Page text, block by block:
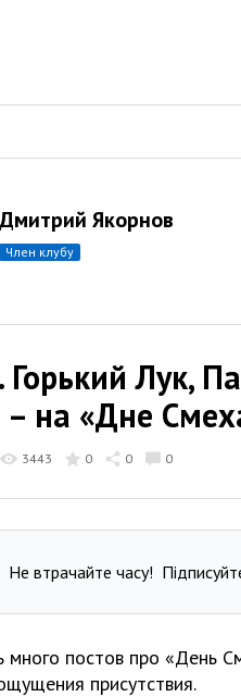
Дмитрий Якорнов
член клубу
Лук,
– на «Дне
3443 0 0 0
Не втрачайте часу!
много постов про «День
присутствия.